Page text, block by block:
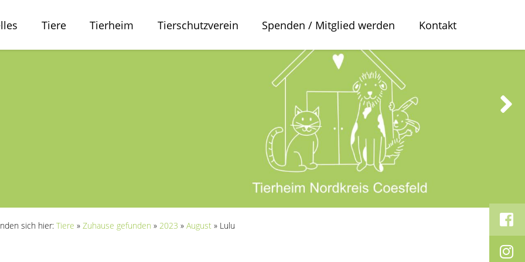
Tiere Tierheim Tierschutzverein Spenden / Mitglied werden Kontakt
sich hier: Tiere » Zuhause gefunden » 2023 » August » Lulu